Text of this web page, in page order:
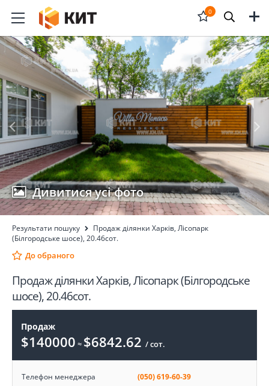
0
Відкрити
форму
пошука
Дивитися усі фото
Результати пошуку
Продаж ділянки Харків, Лісопарк
(Білгородське шосе), 20.46сот.
До обраного
Продаж ділянки Харків, Лісопарк (Білгородське
шосе), 20.46сот.
Продаж
$140000 ≈ $6842.62 / сот.
Телефон менеджера (050) 619-60-39